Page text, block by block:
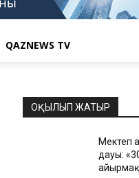
QAZNEWS TV
ОҚЫЛЫП ЖАТЫР
Мектеп
дауы: